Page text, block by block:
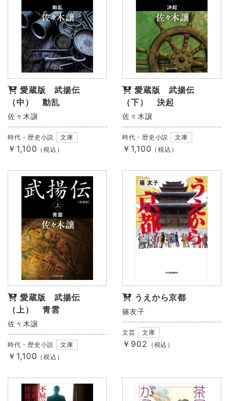
愛蔵版 武揚伝
（中） 動乱
佐々木譲
時代・歴史小説 文庫
￥1,100 （税込）
愛蔵版 武揚伝
（下） 決起
佐々木譲
時代・歴史小説 文庫
￥1,100 （税込）
愛蔵版 武揚伝
（上） 青雲
佐々木譲
時代・歴史小説 文庫
￥1,100 （税込）
うえから京都
篠友子
文芸 文庫
￥902 （税込）